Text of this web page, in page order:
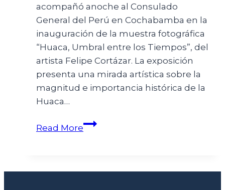
acompañó anoche al Consulado
General del Perú en Cochabamba en la
inauguración de la muestra fotográfica
“Huaca, Umbral entre los Tiempos”, del
artista Felipe Cortázar. La exposición
presenta una mirada artística sobre la
magnitud e importancia histórica de la
Huaca…
Read More